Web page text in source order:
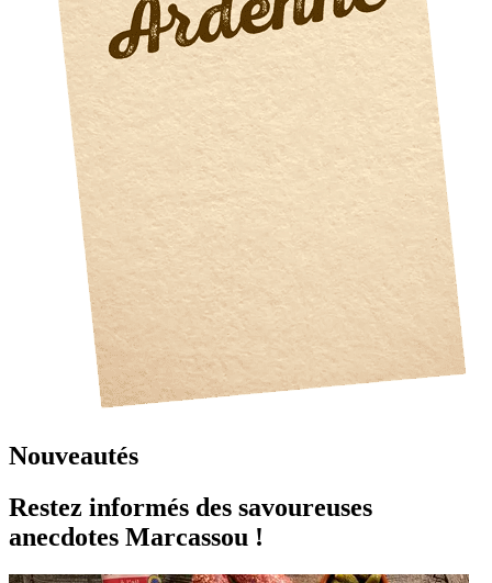
Nouveautés
Restez informés des savoureuses
anecdotes Marcassou !